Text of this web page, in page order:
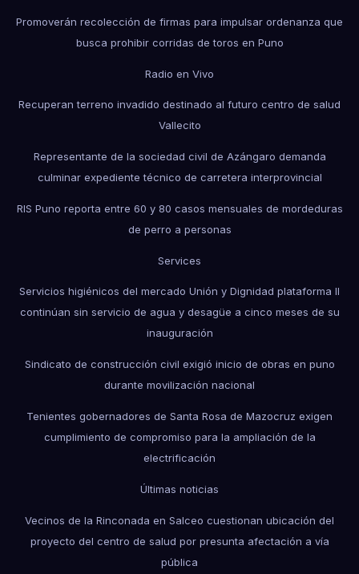
Promoverán recolección de firmas para impulsar ordenanza que
busca prohibir corridas de toros en Puno
Radio en Vivo
Recuperan terreno invadido destinado al futuro centro de salud
Vallecito
Representante de la sociedad civil de Azángaro demanda
culminar expediente técnico de carretera interprovincial
RIS Puno reporta entre 60 y 80 casos mensuales de mordeduras
de perro a personas
Services
Servicios higiénicos del mercado Unión y Dignidad plataforma II
continúan sin servicio de agua y desagüe a cinco meses de su
inauguración
Sindicato de construcción civil exigió inicio de obras en puno
durante movilización nacional
Tenientes gobernadores de Santa Rosa de Mazocruz exigen
cumplimiento de compromiso para la ampliación de la
electrificación
Últimas noticias
Vecinos de la Rinconada en Salceo cuestionan ubicación del
proyecto del centro de salud por presunta afectación a vía
pública